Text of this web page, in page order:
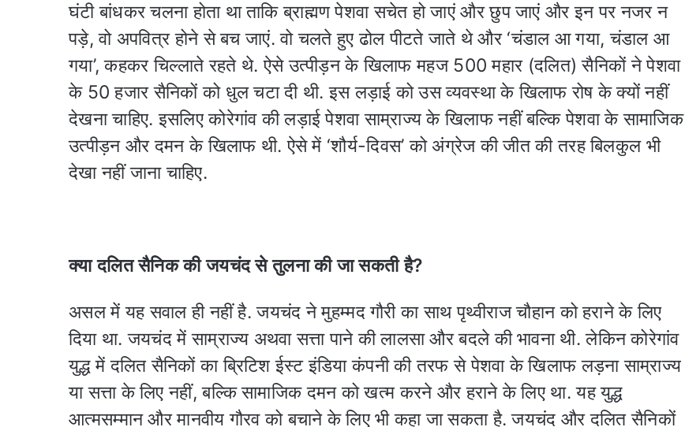
घंटी बांधकर चलना होता था ताकि ब्राह्मण पेशवा सचेत हो जाएं और छुप जाएं और इन पर नजर न
पड़े, वो अपवित्र होने से बच जाएं. वो चलते हुए ढोल पीटते जाते थे और ‘चंडाल आ गया, चंडाल आ
गया’, कहकर चिल्लाते रहते थे. ऐसे उत्पीड़न के खिलाफ महज 500 महार (दलित) सैनिकों ने पेशवा
के 50 हजार सैनिकों को धुल चटा दी थी. इस लड़ाई को उस व्यवस्था के खिलाफ रोष के क्यों नहीं
देखना चाहिए. इसलिए कोरेगांव की लड़ाई पेशवा साम्राज्य के खिलाफ नहीं बल्कि पेशवा के सामाजिक
उत्पीड़न और दमन के खिलाफ थी. ऐसे में ‘शौर्य-दिवस’ को अंग्रेज की जीत की तरह बिलकुल भी
देखा नहीं जाना चाहिए.
क्या दलित सैनिक की जयचंद से तुलना की जा सकती है?
असल में यह सवाल ही नहीं है. जयचंद ने मुहम्मद गौरी का साथ पृथ्वीराज चौहान को हराने के लिए
दिया था. जयचंद में साम्राज्य अथवा सत्ता पाने की लालसा और बदले की भावना थी. लेकिन कोरेगांव
युद्ध में दलित सैनिकों का ब्रिटिश ईस्ट इंडिया कंपनी की तरफ से पेशवा के खिलाफ लड़ना साम्राज्य
या सत्ता के लिए नहीं, बल्कि सामाजिक दमन को खत्म करने और हराने के लिए था. यह युद्ध
आत्मसम्मान और मानवीय गौरव को बचाने के लिए भी कहा जा सकता है. जयचंद और दलित सैनिकों